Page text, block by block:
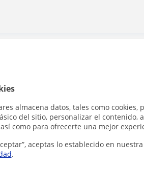
almacena datos, tales como cookies,
del sitio, personalizar el contenido,
como para ofrecerte una mejor
aceptas lo establecido en nuestra
.
Alcalá de Henares que